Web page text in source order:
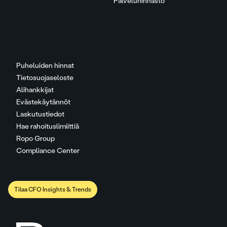
Puheluiden hinnat
Tietosuojaseloste
Alihankkijat
Evästekäytännöt
Laskutustiedot
Hae rahoituslimiittiä
Ropo Group
Compliance Center
Tilaa CFO Insights & Trends